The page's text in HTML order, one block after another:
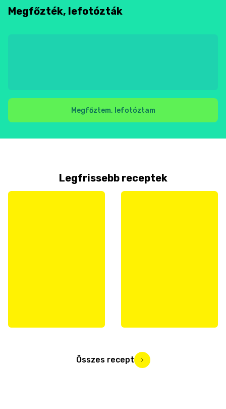
Megfőzték, lefotózták
Megfőztem, lefotóztam
Legfrissebb receptek
Összes recept